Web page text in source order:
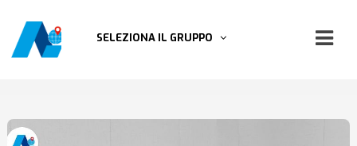
SELEZIONA IL GRUPPO